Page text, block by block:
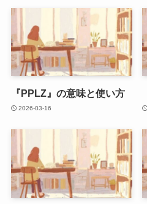
『PPLZ』の意味と使い方
2026-03-16